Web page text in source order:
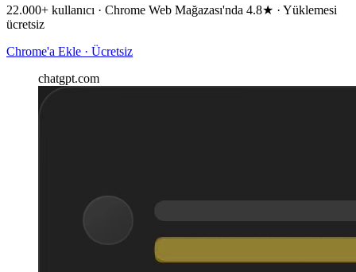
22.000+ kullanıcı · Chrome Web Mağazası'nda 4.8★ · Yüklemesi
ücretsiz
Chrome'a Ekle · Ücretsiz
chatgpt.com